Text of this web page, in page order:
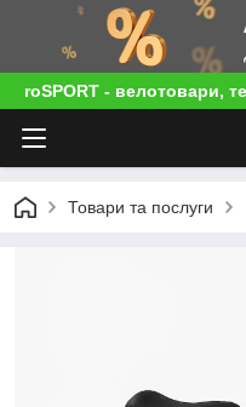
roSPORT - велотовари,
Товари та послуги